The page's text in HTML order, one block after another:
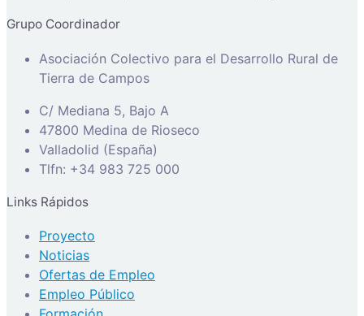
Grupo Coordinador
Asociación Colectivo para el Desarrollo Rural de
Tierra de Campos
C/ Mediana 5, Bajo A
47800 Medina de Rioseco
Valladolid (España)
Tlfn: +34 983 725 000
Links Rápidos
Proyecto
Noticias
Ofertas de Empleo
Empleo Público